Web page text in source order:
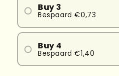
Buy 3
Bespaard €0,73
Buy 4
Bespaard €1,40